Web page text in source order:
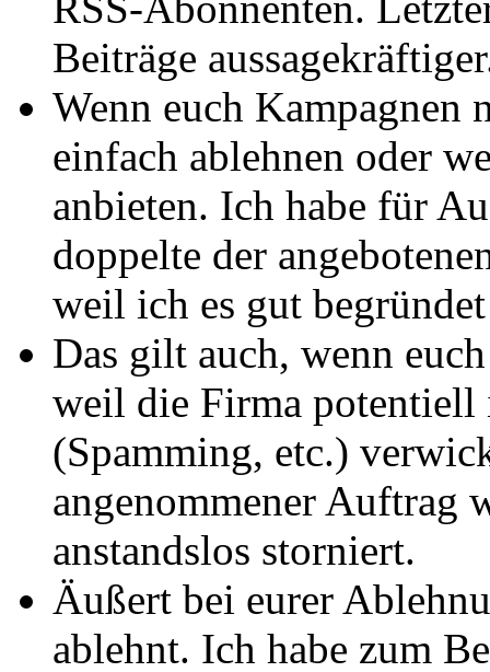
Beiträge
Wenn euch
einfach ablehnen oder
anbieten. Ich habe für
doppelte der
weil ich es gut
Das gilt auch, wenn
weil die Firma potentiell
(Spamming, etc.)
angenommener Auftrag
anstandslos storniert.
Äußert bei eurer
ablehnt. Ich habe zum